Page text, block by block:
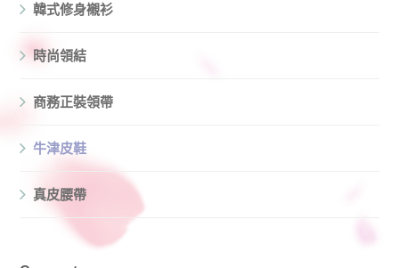
韓式修身襯衫
時尚領結
商務正裝領帶
牛津皮鞋
真皮腰帶